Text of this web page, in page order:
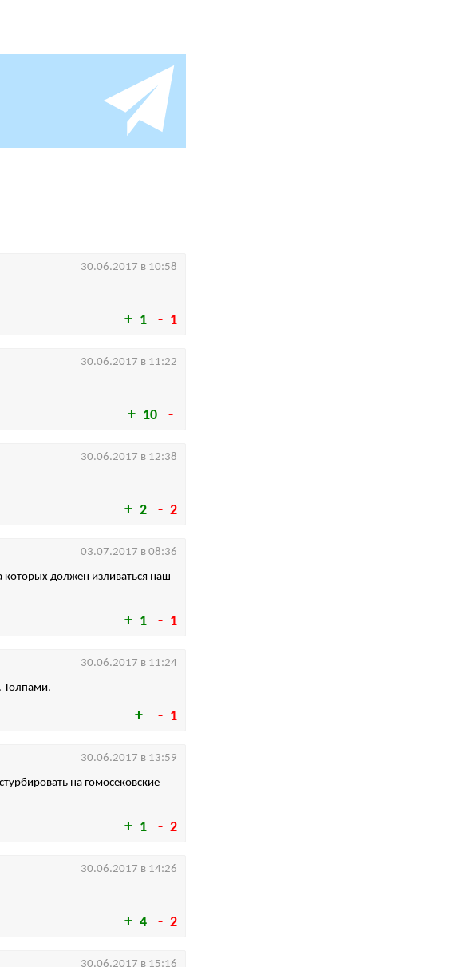
1 1
30.06.2017 в 10:58
10
30.06.2017 в 11:22
2 2
30.06.2017 в 12:38
1 1
должен изливаться наш
03.07.2017 в 08:36
1
Толпами.
30.06.2017 в 11:24
1 2
на гомосековские
30.06.2017 в 13:59
4 2
30.06.2017 в 14:26
30.06.2017 в 15:16